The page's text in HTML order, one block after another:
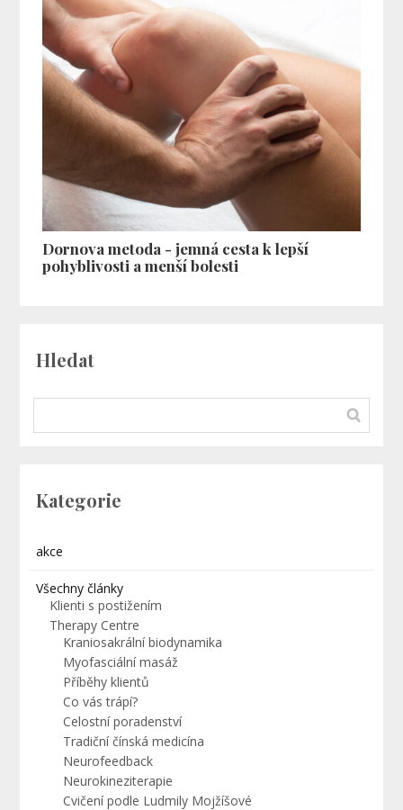
Dornova metoda - jemná cesta k lepší
pohyblivosti a menší bolesti
Hledat
Kategorie
akce
Všechny články
Klienti s postižením
Therapy Centre
Kraniosakrální biodynamika
Myofasciální masáž
Příběhy klientů
Co vás trápí?
Celostní poradenství
Tradiční čínská medicína
Neurofeedback
Neurokineziterapie
Cvičení podle Ludmily Mojžíšové